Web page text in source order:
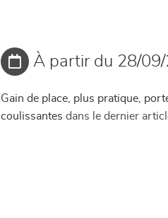
À partir du 28/
Gain de place, plus pratique,
coulissantesdans le dernier